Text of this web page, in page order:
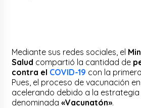
Mediante sus redes sociales, el
Salud compartió la cantidad de
contra el COVID-19 con la
Pues, el proceso de vacunación
acelerando debido a la estrategia
denominada«Vacunatón».